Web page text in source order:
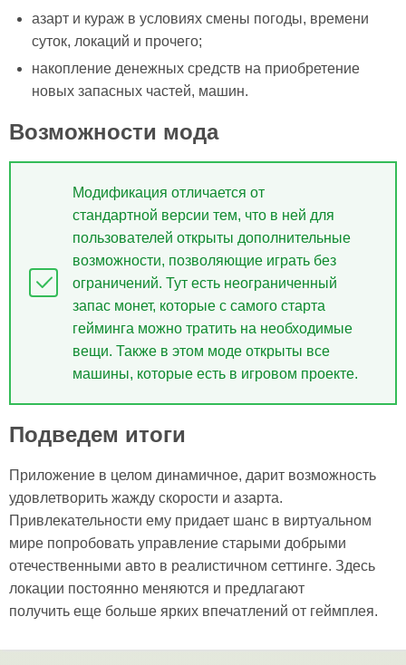
азарт и кураж в условиях смены погоды, времени
суток, локаций и прочего;
накопление денежных средств на приобретение
новых запасных частей, машин.
Возможности мода
Модификация отличается от
стандартной версии тем, что в ней для
пользователей открыты дополнительные
возможности, позволяющие играть без
ограничений. Тут есть неограниченный
запас монет, которые с самого старта
гейминга можно тратить на необходимые
вещи. Также в этом моде открыты все
машины, которые есть в игровом проекте.
Подведем итоги
Приложение в целом динамичное, дарит возможность
удовлетворить жажду скорости и азарта.
Привлекательности ему придает шанс в виртуальном
мире попробовать управление старыми добрыми
отечественными авто в реалистичном сеттинге. Здесь
локации постоянно меняются и предлагают
получить еще больше ярких впечатлений от геймплея.